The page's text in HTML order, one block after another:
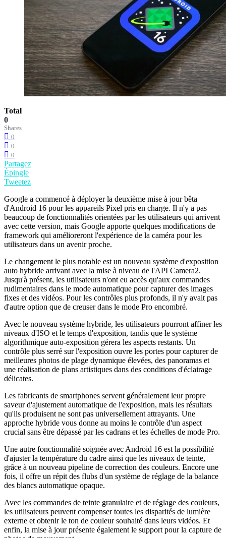
Total
0
Shares
0
0
0
Partagez
Épingle
Tweetez
Google a commencé à déployer la deuxième mise à jour bêta
d'Android 16 pour les appareils Pixel pris en charge. Il n'y a pas
beaucoup de fonctionnalités orientées par les utilisateurs qui arrivent
avec cette version, mais Google apporte quelques modifications de
framework qui amélioreront l'expérience de la caméra pour les
utilisateurs dans un avenir proche.
Le changement le plus notable est un nouveau système d'exposition
auto hybride arrivant avec la mise à niveau de l'API Camera2.
Jusqu'à présent, les utilisateurs n'ont eu accès qu'aux commandes
rudimentaires dans le mode automatique pour capturer des images
fixes et des vidéos. Pour les contrôles plus profonds, il n'y avait pas
d'autre option que de creuser dans le mode Pro encombré.
Avec le nouveau système hybride, les utilisateurs pourront affiner les
niveaux d'ISO et le temps d'exposition, tandis que le système
algorithmique auto-exposition gérera les aspects restants. Un
contrôle plus serré sur l'exposition ouvre les portes pour capturer de
meilleures photos de plage dynamique élevées, des panoramas et
une réalisation de plans artistiques dans des conditions d'éclairage
délicates.
Les fabricants de smartphones servent généralement leur propre
saveur d'ajustement automatique de l'exposition, mais les résultats
qu'ils produisent ne sont pas universellement attrayants. Une
approche hybride vous donne au moins le contrôle d'un aspect
crucial sans être dépassé par les cadrans et les échelles de mode Pro.
Une autre fonctionnalité soignée avec Android 16 est la possibilité
d'ajuster la température du cadre ainsi que les niveaux de teinte,
grâce à un nouveau pipeline de correction des couleurs. Encore une
fois, il offre un répit des flubs d'un système de réglage de la balance
des blancs automatique opaque.
Avec les commandes de teinte granulaire et de réglage des couleurs,
les utilisateurs peuvent compenser toutes les disparités de lumière
externe et obtenir le ton de couleur souhaité dans leurs vidéos. Et
enfin, la mise à jour présente également le support pour la capture de